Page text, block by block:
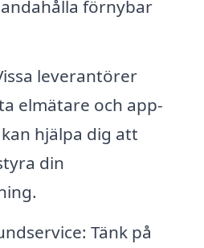
förnybar
leverantörer
elmätare och app-
hjälpa dig att
din
Tänk på